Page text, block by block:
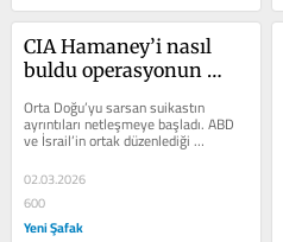
CIA Hamaney’i nasıl
buldu operasyonun
zekâ çıktı Sadece bir
isim kaçabildi!
Orta Doğu’yu sarsan suikastın
ayrıntıları netleşmeye başladı. ABD
ve İsrail’in ortak düzenlediği
Hamaney’in...
02.03.2026
600
Yeni Şafak